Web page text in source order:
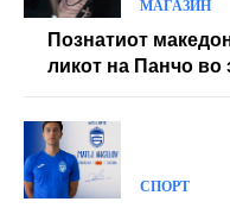
МАГАЗИН
Познатиот
ликот на Панчо во
СПОРТ